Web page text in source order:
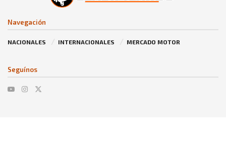
Navegación
NACIONALES INTERNACIONALES MERCADO MOTOR
Seguínos